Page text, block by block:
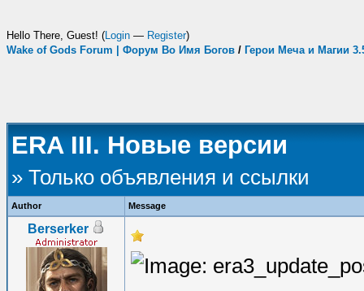
Hello There, Guest! (Login — Register)
Wake of Gods Forum | Форум Во Имя Богов / Герои Меча и Магии
ERA III. Новые версии
» Только объявления и ссылки
Author Message
Berserker